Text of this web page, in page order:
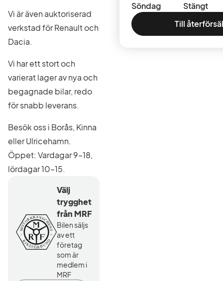
Vi är även auktoriserad
verkstad för Renault och
Dacia.
Vi har ett stort och
varierat lager av nya och
begagnade bilar, redo
för snabb leverans.
Besök oss i Borås, Kinna
eller Ulricehamn.
Öppet: Vardagar 9–18,
lördagar 10–15.
Välj
trygghet
från MRF
Bilen säljs
av ett
företag
som är
medlem i
MRF
Söndag
Stängt
Till